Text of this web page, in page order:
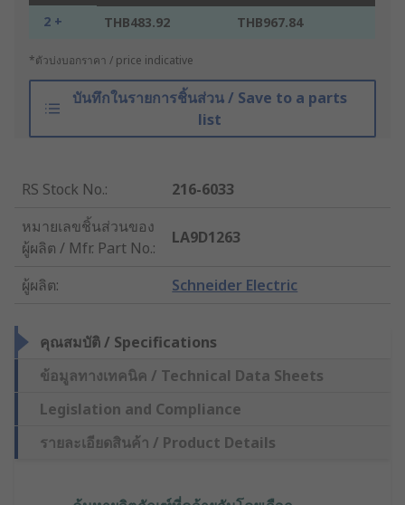
2 + THB483.92 THB967.84
*ตัวบ่งบอกราคา / price indicative
บันทึกในรายการชิ้นส่วน / Save to a parts
list
RS Stock No.:
216-6033
หมายเลขชิ้นส่วนของ
ผู้ผลิต / Mfr. Part No.:
LA9D1263
ผู้ผลิต: Schneider Electric
คุณสมบัติ / Specifications
ข้อมูลทางเทคนิค / Technical Data Sheets
Legislation and Compliance
รายละเอียดสินค้า / Product Details